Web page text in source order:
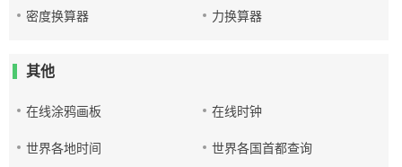
密度换算器 力换算器
其他
在线涂鸦画板 在线时钟
世界各地时间 世界各国首都查询